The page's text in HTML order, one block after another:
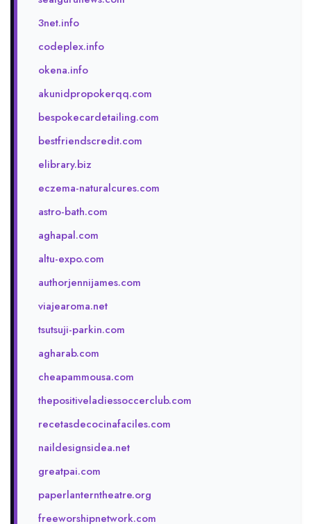
3net.info
codeplex.info
okena.info
akunidpropokerqq.com
bespokecardetailing.com
bestfriendscredit.com
elibrary.biz
eczema-naturalcures.com
astro-bath.com
aghapal.com
altu-expo.com
authorjennijames.com
viajearoma.net
tsutsuji-parkin.com
agharab.com
cheapammousa.com
thepositiveladiessoccerclub.com
recetasdecocinafaciles.com
naildesignsidea.net
greatpai.com
paperlanterntheatre.org
freeworshipnetwork.com